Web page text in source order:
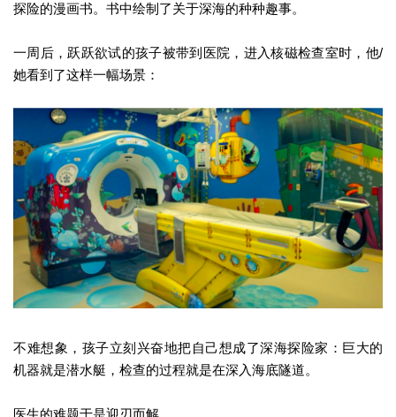
探险的漫画书。书中绘制了关于深海的种种趣事。
一周后，跃跃欲试的孩子被带到医院，进入核磁检查室时，他/
她看到了这样一幅场景：
不难想象，孩子立刻兴奋地把自己想成了深海探险家：巨大的
机器就是潜水艇，检查的过程就是在深入海底隧道。